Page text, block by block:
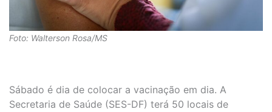
Foto: Walterson Rosa/MS
Sábado é dia de colocar a vacinação em dia. A
Secretaria de Saúde (SES-DF) terá 50 locais de